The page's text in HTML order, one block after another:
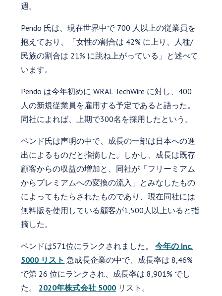
週。
Pendo 氏は、現在世界中で 700 人以上の従業員を
抱えており、「女性の割合は 42% に上り、人種/
民族の割合は 21% に跳ね上がっている」と述べて
います。
Pendo は今年初めに WRAL TechWire に対し、400
人の新規従業員を雇用する予定であると語った。
同社によれば、上期で300名を採用したという。
ペンド氏は声明の中で、成長の一部は日本への進
出によるものだと指摘した。しかし、成長は既存
顧客からの収益の増加と、同社が「フリーミアム
からプレミアムへの変換の流入」とみなしたもの
によってもたらされたものであり、現在同社には
無料版を使用している顧客が1,500人以上いると指
摘した。
ペンドは571位にランクされました。今年の Inc.
5000 リスト 急成長企業の中で、成長率は 8,46%
で第 26 位にランクされ、成長率は 8,901% でし
た。 2020年株式会社 5000 リスト。